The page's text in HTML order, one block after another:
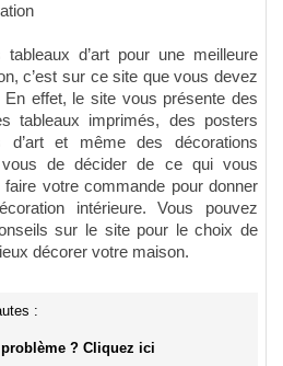
d’art pour une meilleure
c’est sur ce site que vous devez
effet, le site vous présente des
tableaux imprimés, des posters
d’art et même des décorations
de décider de ce qui vous
votre commande pour donner
intérieure. Vous pouvez
sur le site pour le choix de
décorer votre maison.
:
? Cliquez ici